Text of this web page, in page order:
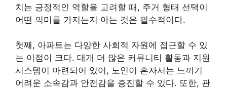
치는 긍정적인 역할을 고려할 때, 주거 형태 선택이
어떤 의미를 가지는지 아는 것은 필수적이다.
첫째, 아파트는 다양한 사회적 자원에 접근할 수 있
는 이점이 크다. 대개 더 많은 커뮤니티 활동과 지원
시스템이 마련되어 있어, 노인이 혼자서는 느끼기
어려운 소속감과 안전감을 증진할 수 있다. 또한, 관